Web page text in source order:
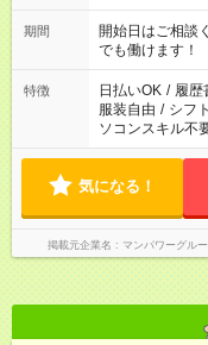
場合、他のお仕
ん ※法令に基づ
となります ※労
短時間・短期間
期間
開始日はご相
でも働けます！
特徴 日払いOK / 履歴
服装自由 / シフ
ソコンスキル不
気になる！
掲載元企業名 マンパワーグル